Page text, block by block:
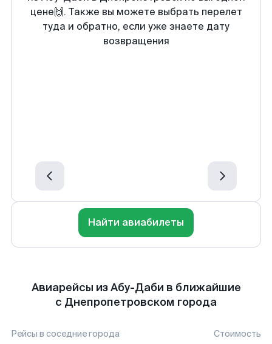
цене🙌. Также вы можете выбрать перелет
туда и обратно, если уже знаете дату
возвращения
Найти авиабилеты
Авиарейсы из Абу-Даби в ближайшие
с Днепропетровском города
Рейсы в соседние города Стоимость